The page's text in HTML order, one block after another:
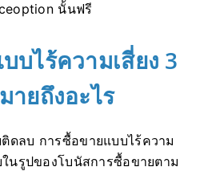
นั้นฟรี
บไร้ความเสี่ยง 3
ยถึงอะไร
ดลบ การซื้อขายแบบไร้ความ
ในรูปของโบนัสการซื้อขายตาม